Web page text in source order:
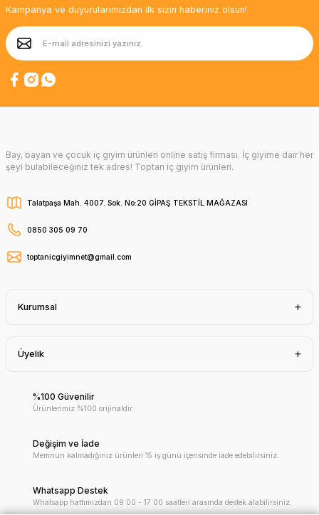
Kampanya ve duyurularımızdan ilk sizin haberiniz olsun!
Bay, bayan ve çocuk iç giyim ürünleri online satış firması. İç giyime dair her
şeyi bulabileceğiniz tek adres! Toptan iç giyim ürünleri.
Talatpaşa Mah. 4007. Sok. No:20 GİPAŞ TEKSTİL MAĞAZASI
0850 305 09 70
toptanicgiyimnet@gmail.com
Kurumsal
Üyelik
%100 Güvenilir
Ürünlerimiz %100 orijinaldir.
Değişim ve İade
Memnun kalmadığınız ürünleri 15 iş günü içerisinde iade edebilirsiniz.
Whatsapp Destek
Whatsapp hattımızdan 09:00 - 17:00 saatleri arasında destek alabilirsiniz.